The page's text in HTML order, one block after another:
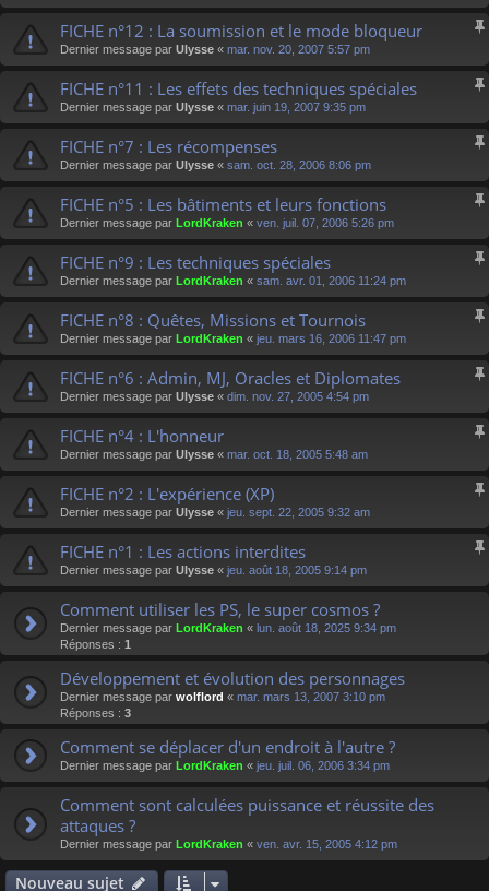
FICHE n°12 : La soumission et le mode bloqueur
Dernier message par Ulysse « mar. nov. 20, 2007 5:57 pm
FICHE n°11 : Les effets des techniques spéciales
Dernier message par Ulysse « mar. juin 19, 2007 9:35 pm
FICHE n°7 : Les récompenses
Dernier message par Ulysse « sam. oct. 28, 2006 8:06 pm
FICHE n°5 : Les bâtiments et leurs fonctions
Dernier message par LordKraken « ven. juil. 07, 2006 5:26 pm
FICHE n°9 : Les techniques spéciales
Dernier message par LordKraken « sam. avr. 01, 2006 11:24 pm
FICHE n°8 : Quêtes, Missions et Tournois
Dernier message par LordKraken « jeu. mars 16, 2006 11:47 pm
FICHE n°6 : Admin, MJ, Oracles et Diplomates
Dernier message par Ulysse « dim. nov. 27, 2005 4:54 pm
FICHE n°4 : L'honneur
Dernier message par Ulysse « mar. oct. 18, 2005 5:48 am
FICHE n°2 : L'expérience (XP)
Dernier message par Ulysse « jeu. sept. 22, 2005 9:32 am
FICHE n°1 : Les actions interdites
Dernier message par Ulysse « jeu. août 18, 2005 9:14 pm
Comment utiliser les PS, le super cosmos ?
Dernier message par LordKraken « lun. août 18, 2025 9:34 pm
Réponses : 1
Développement et évolution des personnages
Dernier message par wolflord « mar. mars 13, 2007 3:10 pm
Réponses : 3
Comment se déplacer d'un endroit à l'autre ?
Dernier message par LordKraken « jeu. juil. 06, 2006 3:34 pm
Comment sont calculées puissance et réussite des
attaques ?
Dernier message par LordKraken « ven. avr. 15, 2005 4:12 pm
Nouveau sujet